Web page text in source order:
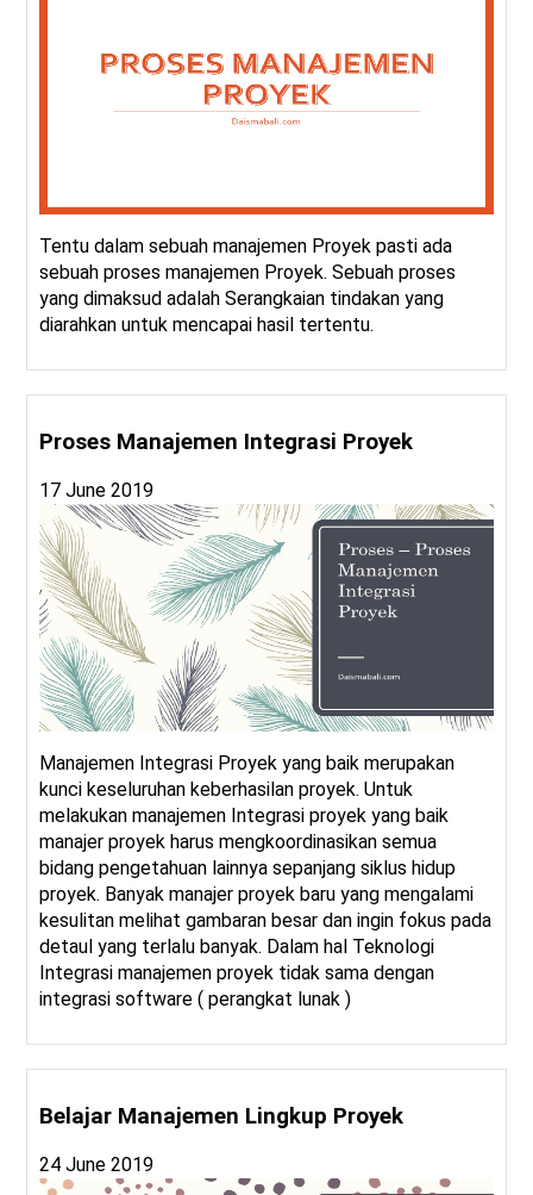
Tentu dalam sebuah manajemen Proyek pasti ada
sebuah proses manajemen Proyek. Sebuah proses
yang dimaksud adalah Serangkaian tindakan yang
diarahkan untuk mencapai hasil tertentu.
Proses Manajemen Integrasi Proyek
17 June 2019
Manajemen Integrasi Proyek yang baik merupakan
kunci keseluruhan keberhasilan proyek. Untuk
melakukan manajemen Integrasi proyek yang baik
manajer proyek harus mengkoordinasikan semua
bidang pengetahuan lainnya sepanjang siklus hidup
proyek. Banyak manajer proyek baru yang mengalami
kesulitan melihat gambaran besar dan ingin fokus pada
detaul yang terlalu banyak. Dalam hal Teknologi
Integrasi manajemen proyek tidak sama dengan
integrasi software ( perangkat lunak )
Belajar Manajemen Lingkup Proyek
24 June 2019